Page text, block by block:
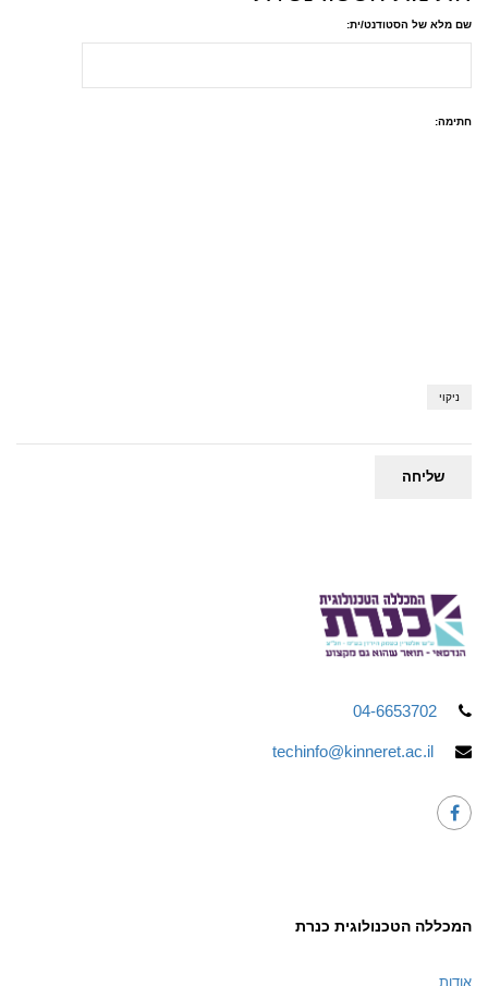
שם מלא של הסטודנט/ית:
חתימה:
04-6653702
techinfo@kinneret.ac.il
המכללה הטכנולוגית כנרת
אודות